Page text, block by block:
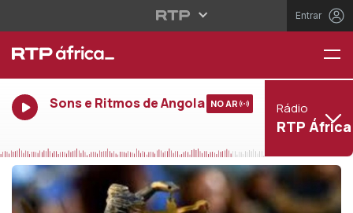
Entrar
Sons e Ritmos de Angola NO AR Rádio
RTP África